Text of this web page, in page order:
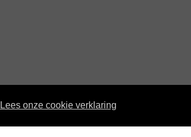
Lees onze cookie verklaring© KloegCom 2008 - 2026 -